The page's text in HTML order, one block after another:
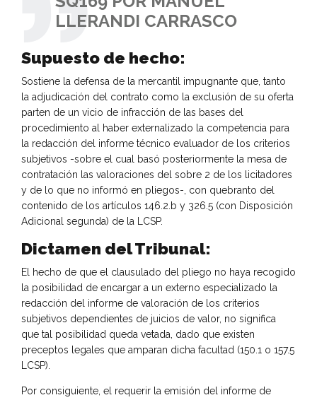
LLERANDI CARRASCO
Supuesto de hecho:
Sostiene la defensa de la mercantil impugnante que, tanto
la adjudicación del contrato como la exclusión de su oferta
parten de un vicio de infracción de las bases del
procedimiento al haber externalizado la competencia para
la redacción del informe técnico evaluador de los criterios
subjetivos -sobre el cual basó posteriormente la mesa de
contratación las valoraciones del sobre 2 de los licitadores
y de lo que no informó en pliegos-, con quebranto del
contenido de los artículos 146.2.b y 326.5 (con Disposición
Adicional segunda) de la LCSP.
Dictamen del Tribunal:
El hecho de que el clausulado del pliego no haya recogido
la posibilidad de encargar a un externo especializado la
redacción del informe de valoración de los criterios
subjetivos dependientes de juicios de valor, no significa
que tal posibilidad queda vetada, dado que existen
preceptos legales que amparan dicha facultad (150.1 o 157.5
LCSP).
Por consiguiente, el requerir la emisión del informe de